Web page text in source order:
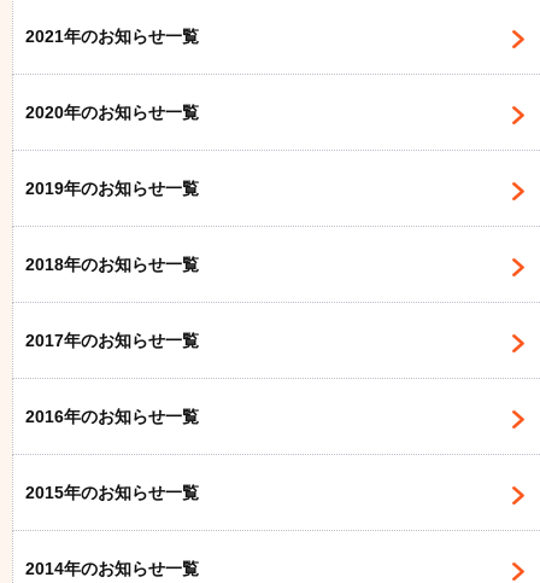
2021年のお知らせ一覧
2020年のお知らせ一覧
2019年のお知らせ一覧
2018年のお知らせ一覧
2017年のお知らせ一覧
2016年のお知らせ一覧
2015年のお知らせ一覧
2014年のお知らせ一覧